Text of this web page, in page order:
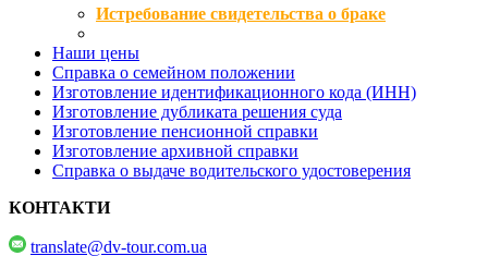
Истребование свидетельства о браке
Наши цены
Справка о семейном положении
Изготовление идентификационного кода (ИНН)
Изготовление дубликата решения суда
Изготовление пенсионной справки
Изготовление архивной справки
Справка о выдаче водительского удостоверения
КОНТАКТИ
translate@dv-tour.com.ua